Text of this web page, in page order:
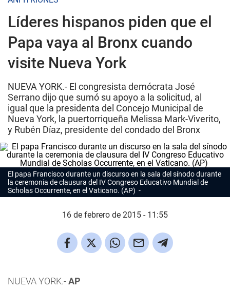
Líderes hispanos piden que el
Papa vaya al Bronx cuando
visite Nueva York
NUEVA YORK.- El congresista demócrata José
Serrano dijo que sumó su apoyo a la solicitud, al
igual que la presidenta del Concejo Municipal de
Nueva York, la puertorriqueña Melissa Mark-Viverito,
y Rubén Díaz, presidente del condado del Bronx
El papa Francisco durante un discurso en la sala del sínodo durante
la ceremonia de clausura del IV Congreso Educativo Mundial de
Scholas Occurrente, en el Vaticano. (AP)
16 de febrero de 2015 - 11:55
NUEVA YORK.-AP